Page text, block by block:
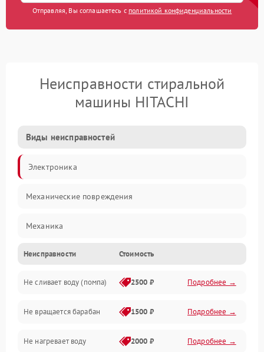
Отправляя, Вы соглашаетесь с политикой конфиденциальности
Неисправности стиральной
машины HITACHI
Виды неисправностей
Электроника
Механические повреждения
Механика
Электропитание
Водоснабжение
Слив
Программное обеспечение
Неисправности Стоимость
Не сливает воду (помпа) 2500 ₽ Подробнее →
Не вращается барабан 1500 ₽ Подробнее →
Не нагревает воду 2000 ₽ Подробнее →